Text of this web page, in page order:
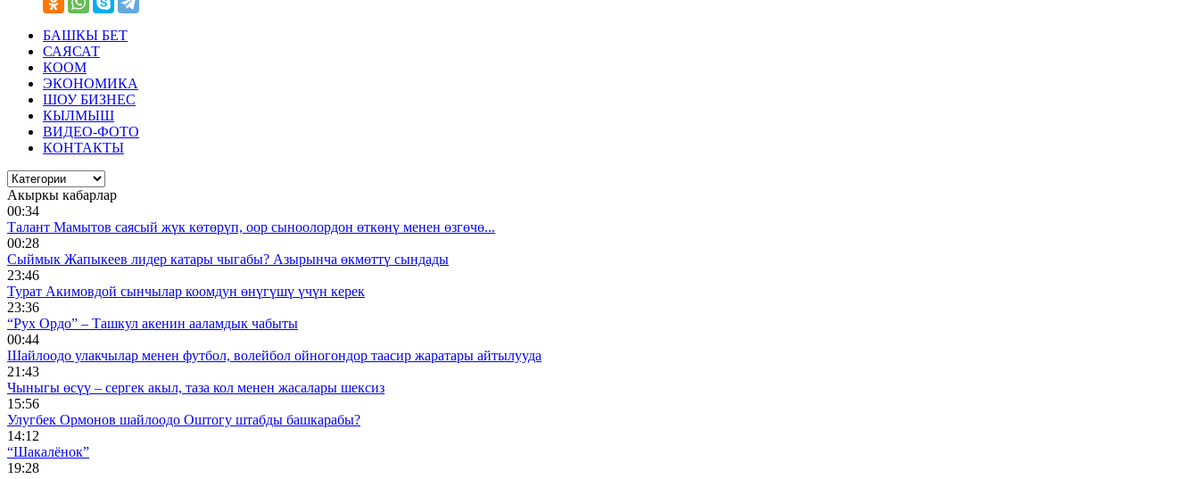
БАШКЫ БЕТ
САЯСАТ
КООМ
ЭКОНОМИКА
ШОУ БИЗНЕС
КЫЛМЫШ
ВИДЕО-ФОТО
КОНТАКТЫ
Акыркы кабарлар
00:34
Талант Мамытов саясый жүк көтөрүп, оор сыноолордон өткөнү менен өзгөчө...
00:28
Сыймык Жапыкеев лидер катары чыгабы? Азырынча өкмөттү сындады
23:46
Турат Акимовдой сынчылар коомдун өнүгүшү үчүн керек
23:36
“Рух Ордо” – Ташкул акенин ааламдык чабыты
00:44
Шайлоодо улакчылар менен футбол, волейбол ойногондор таасир жаратары айтылууда
21:43
Чыныгы өсүү – сергек акыл, таза кол менен жасалары шексиз
15:56
Улугбек Ормонов шайлоодо Оштогу штабды башкарабы?
14:12
“Шакалёнок”
19:28